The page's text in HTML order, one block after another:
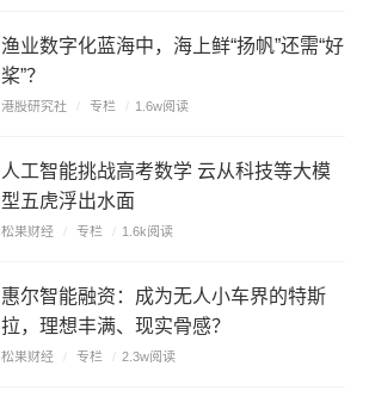
渔业数字化蓝海中，海上鲜“扬帆”还需“好
桨”？
港股研究社 / 专栏 / 1.6w阅读
人工智能挑战高考数学 云从科技等大模
型五虎浮出水面
松果财经 / 专栏 / 1.6k阅读
惠尔智能融资：成为无人小车界的特斯
拉，理想丰满、现实骨感？
松果财经 / 专栏 / 2.3w阅读